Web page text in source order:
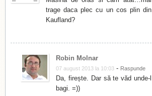
trage daca plec cu un cos plin din
Kaufland?
Robin Molnar
07 august 2013 la 10:03 - Raspunde
Da, firește. Dar să te văd unde-l
bagi. =))